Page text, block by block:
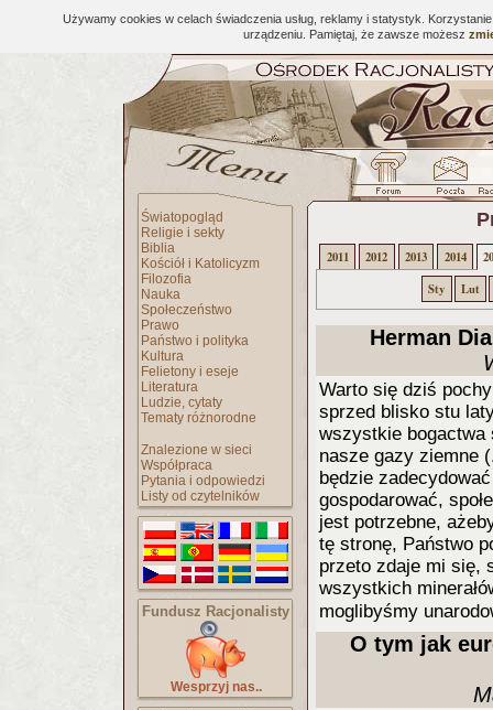
Używamy cookies w celach świadczenia usług, reklamy i statystyk.
urządzeniu. Pamiętaj, że zawsze możesz
Światopogląd
Religie i sekty
Biblia
Kościół i Katolicyzm
Filozofia
Nauka
Społeczeństwo
Prawo
Państwo i polityka
Kultura
Felietony i eseje
Literatura
Ludzie, cytaty
Tematy różnorodne
Znalezione w sieci
Współpraca
Pytania i odpowiedzi
Listy od czytelników
Fundusz Racjonalisty
Wesprzyj nas..
2011 2012 2013 2014
Sty
Lut
Herman
Warto się dziś
sprzed blisko stu
wszystkie bogactwa
nasze gazy ziemne
będzie
gospodarować,
jest potrzebne,
tę stronę, Państwo
przeto zdaje mi się,
wszystkich
moglibyśmy
O tym jak